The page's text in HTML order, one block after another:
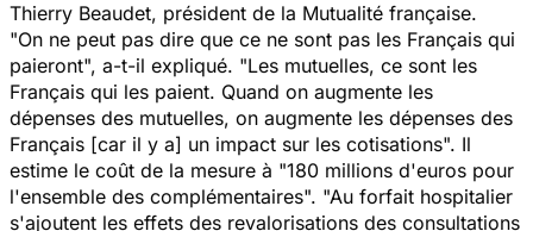
Thierry Beaudet, président de la Mutualité française.
"On ne peut pas dire que ce ne sont pas les Français qui
paieront", a-t-il expliqué. "Les mutuelles, ce sont les
Français qui les paient. Quand on augmente les
dépenses des mutuelles, on augmente les dépenses des
Français [car il y a] un impact sur les cotisations". Il
estime le coût de la mesure à "180 millions d'euros pour
l'ensemble des complémentaires". "Au forfait hospitalier
s'ajoutent les effets des revalorisations des consultations